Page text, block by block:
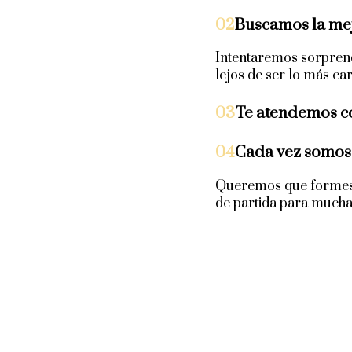
02Buscamos la
Intentaremos
lejos de ser lo más
03Te atendemos
04Cada vez
Queremos que
de partida para